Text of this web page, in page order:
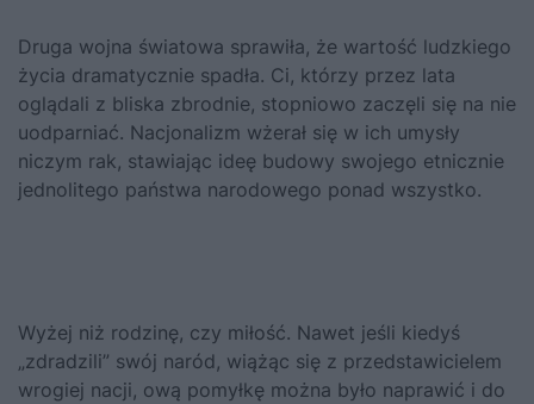
Druga wojna światowa sprawiła, że wartość ludzkiego
życia dramatycznie spadła. Ci, którzy przez lata
oglądali z bliska zbrodnie, stopniowo zaczęli się na nie
uodparniać. Nacjonalizm wżerał się w ich umysły
niczym rak, stawiając ideę budowy swojego etnicznie
jednolitego państwa narodowego ponad wszystko.
Wyżej niż rodzinę, czy miłość. Nawet jeśli kiedyś
„zdradzili” swój naród, wiążąc się z przedstawicielem
wrogiej nacji, ową pomyłkę można było naprawić i do